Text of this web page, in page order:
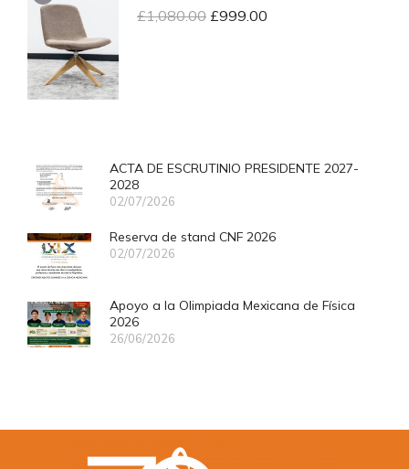
£1,080.00 £999.00
ACTA DE ESCRUTINIO PRESIDENTE 2027-
2028
02/07/2026
Reserva de stand CNF 2026
02/07/2026
Apoyo a la Olimpiada Mexicana de Física
2026
26/06/2026